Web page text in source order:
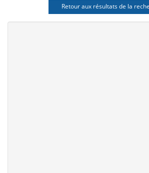
Retour aux résultats de la